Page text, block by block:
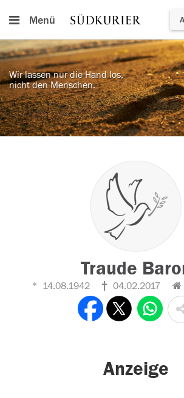
Menü
Wir lassen nur die Hand los,
nicht den Menschen.
Traude
14.08.1942 04.02.2017
Anzeige